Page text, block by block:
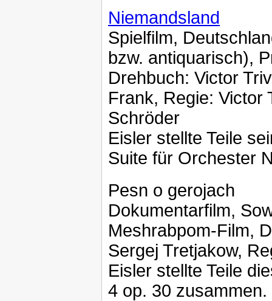
Niemandsland
Spielfilm,
bzw. antiquarisch),
Drehbuch: Victor
Frank, Regie: Victor
Schröder
Eisler stellte Teile
Suite für Orchester
Pesn o gerojach
Dokumentarfilm,
Meshrabpom-Film,
Sergej Tretjakow,
Eisler stellte Teile
4 op. 30 zusammen.